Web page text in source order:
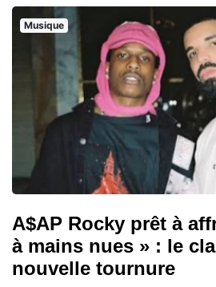
Musique
A$AP Rocky prêt à
à mains nues » : le
nouvelle tournure